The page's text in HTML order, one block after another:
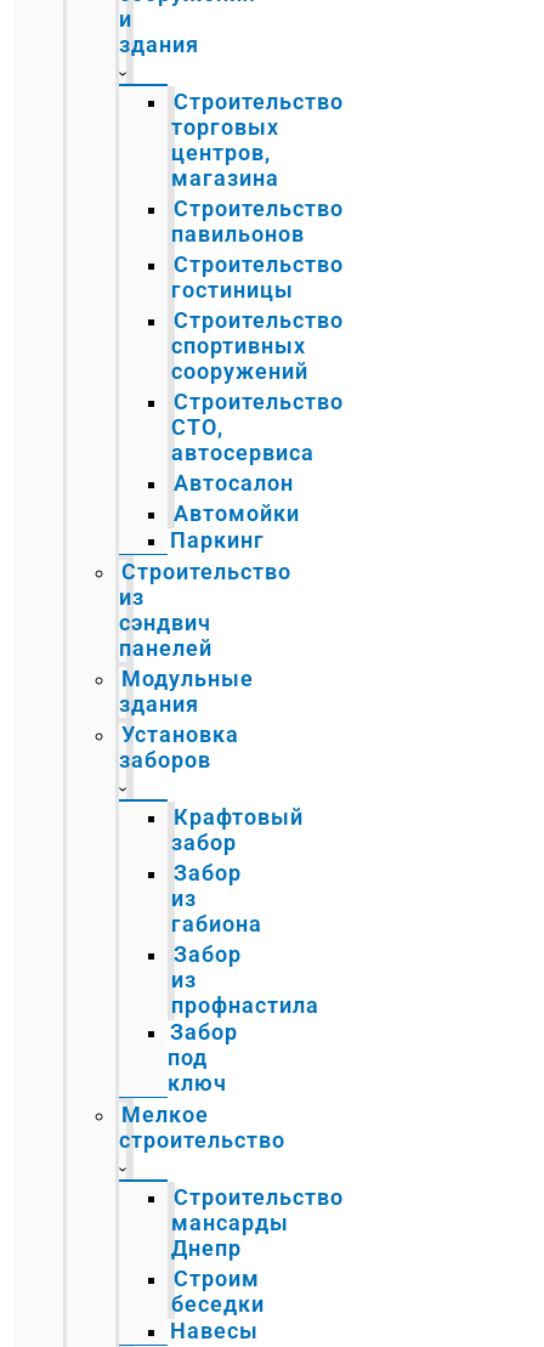
и
здания
Строительство
торговых
центров,
магазина
Строительство
павильонов
Строительство
гостиницы
Строительство
спортивных
сооружений
Строительство
СТО,
автосервиса
Автосалон
Автомойки
Паркинг
Строительство
из
сэндвич
панелей
Модульные
здания
Установка
заборов
Крафтовый
забор
Забор
из
габиона
Забор
из
профнастила
Забор
под
ключ
Мелкое
строительство
Строительство
мансарды
Днепр
Строим
беседки
Навесы